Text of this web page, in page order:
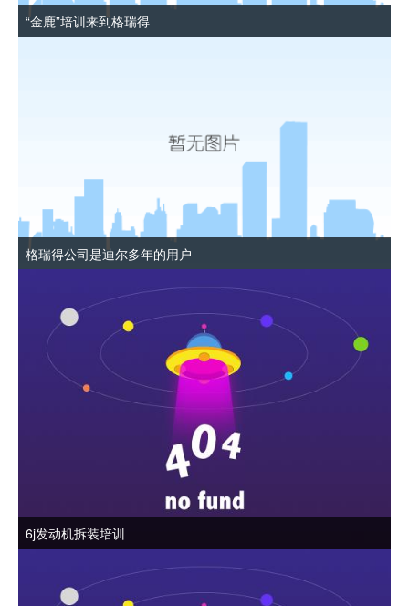
“金鹿”培训来到格瑞得
格瑞得公司是迪尔多年的用户
6j发动机拆装培训